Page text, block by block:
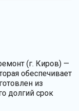
(г. Киров) —
обеспечивает
из
долгий срок